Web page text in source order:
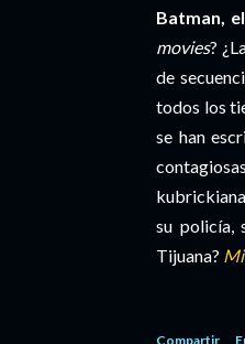
Batman,
movies?
de
todos los
se han
su policía,
Tijuana?
Compartir